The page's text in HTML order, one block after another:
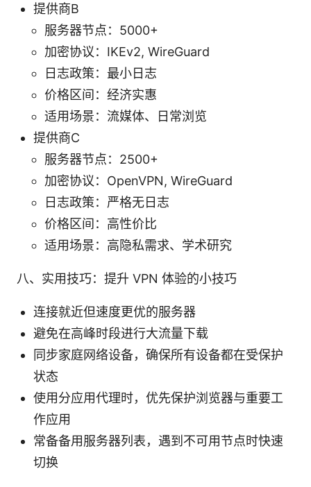
提供商B
服务器节点：5000+
加密协议：IKEv2, WireGuard
日志政策：最小日志
价格区间：经济实惠
适用场景：流媒体、日常浏览
提供商C
服务器节点：2500+
加密协议：OpenVPN, WireGuard
日志政策：严格无日志
价格区间：高性价比
适用场景：高隐私需求、学术研究
八、实用技巧：提升 VPN 体验的小技巧
连接就近但速度更优的服务器
避免在高峰时段进行大流量下载
同步家庭网络设备，确保所有设备都在受保护
状态
使用分应用代理时，优先保护浏览器与重要工
作应用
常备备用服务器列表，遇到不可用节点时快速
切换